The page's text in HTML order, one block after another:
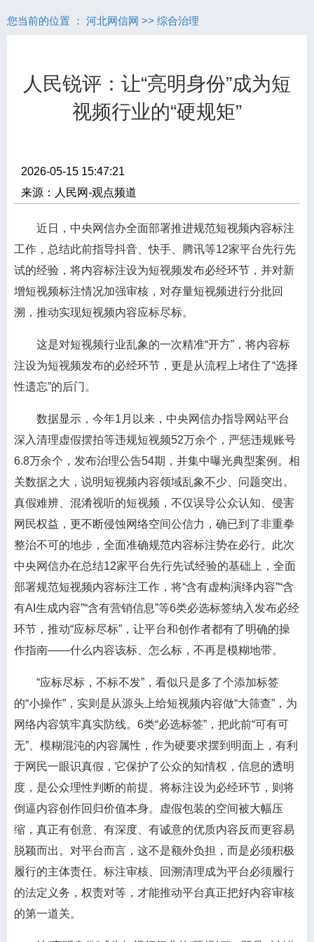
您当前的位置 ： 河北网信网 >> 综合治理
人民锐评：让“亮明身份”成为短
视频行业的“硬规矩”
2026-05-15 15:47:21
来源：人民网-观点频道
近日，中央网信办全面部署推进规范短视频内容标注
工作，总结此前指导抖音、快手、腾讯等12家平台先行先
试的经验，将内容标注设为短视频发布必经环节，并对新
增短视频标注情况加强审核，对存量短视频进行分批回
溯，推动实现短视频内容应标尽标。
这是对短视频行业乱象的一次精准“开方”，将内容标
注设为短视频发布的必经环节，更是从流程上堵住了“选择
性遗忘”的后门。
数据显示，今年1月以来，中央网信办指导网站平台
深入清理虚假摆拍等违规短视频52万余个，严惩违规账号
6.8万余个，发布治理公告54期，并集中曝光典型案例。相
关数据之大，说明短视频内容领域乱象不少、问题突出。
真假难辨、混淆视听的短视频，不仅误导公众认知、侵害
网民权益，更不断侵蚀网络空间公信力，确已到了非重拳
整治不可的地步，全面准确规范内容标注势在必行。此次
中央网信办在总结12家平台先行先试经验的基础上，全面
部署规范短视频内容标注工作，将“含有虚构演绎内容”“含
有AI生成内容”“含有营销信息”等6类必选标签纳入发布必经
环节，推动“应标尽标”，让平台和创作者都有了明确的操
作指南——什么内容该标、怎么标，不再是模糊地带。
“应标尽标，不标不发”，看似只是多了个添加标签
的“小操作”，实则是从源头上给短视频内容做“大筛查”，为
网络内容筑牢真实防线。6类“必选标签”，把此前“可有可
无”、模糊混沌的内容属性，作为硬要求摆到明面上，有利
于网民一眼识真假，它保护了公众的知情权，信息的透明
度，是公众理性判断的前提。将标注设为必经环节，则将
倒逼内容创作回归价值本身。虚假包装的空间被大幅压
缩，真正有创意、有深度、有诚意的优质内容反而更容易
脱颖而出。对平台而言，这不是额外负担，而是必须积极
履行的主体责任。标注审核、回溯清理成为平台必须履行
的法定义务，权责对等，才能推动平台真正把好内容审核
的第一道关。